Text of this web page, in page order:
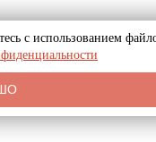
с использованием